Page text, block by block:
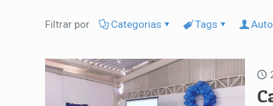
Filtrar por Categorias Tags